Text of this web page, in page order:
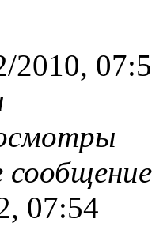
2010,
07:54